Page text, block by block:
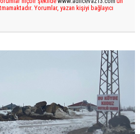
Yorumlar, yazan kişiyi bağlayıcı